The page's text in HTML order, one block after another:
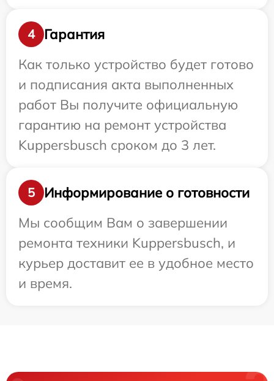
4
Гарантия
Как только устройство будет готово
и подписания акта выполненных
работ Вы получите официальную
гарантию на ремонт устройства
Kuppersbusch сроком до 3 лет.
5
Информирование о готовности
Мы сообщим Вам о завершении
ремонта техники Kuppersbusch, и
курьер доставит ее в удобное место
и время.